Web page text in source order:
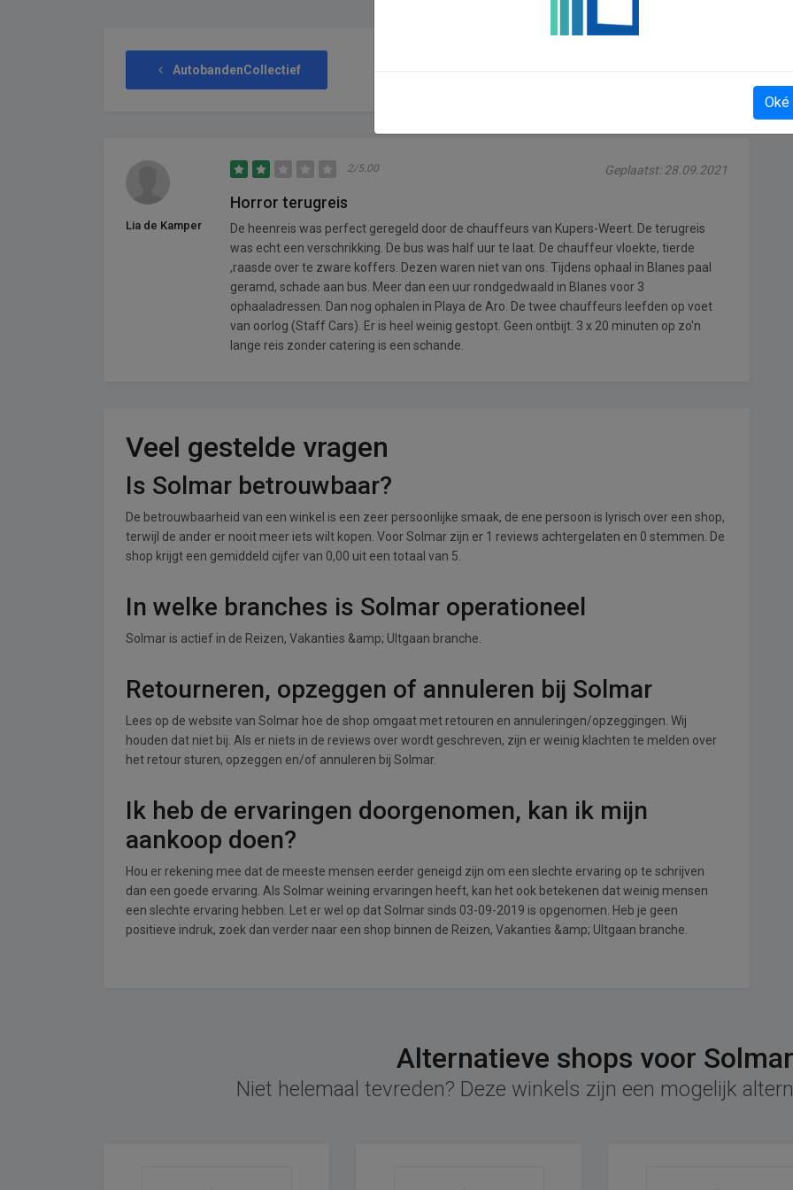
AutobandenCollectief
Lia de Kamper
2/5.00 Geplaatst: 28.09.2021
Horror terugreis
De heenreis was perfect geregeld door de chauffeurs van Kupers-Weert. De terugreis
was echt een verschrikking. De bus was half uur te laat. De chauffeur vloekte, tierde
,raasde over te zware koffers. Dezen waren niet van ons. Tijdens ophaal in Blanes paal
geramd, schade aan bus. Meer dan een uur rondgedwaald in Blanes voor 3
ophaaladressen. Dan nog ophalen in Playa de Aro. De twee chauffeurs leefden op voet
van oorlog (Staff Cars). Er is heel weinig gestopt. Geen ontbijt. 3 x 20 minuten op zo'n
lange reis zonder catering is een schande.
Veel gestelde vragen
Is Solmar betrouwbaar?
De betrouwbaarheid van een winkel is een zeer persoonlijke smaak, de ene persoon is lyrisch over een shop,
terwijl de ander er nooit meer iets wilt kopen. Voor Solmar zijn er 1 reviews achtergelaten en 0 stemmen. De
shop krijgt een gemiddeld cijfer van 0,00 uit een totaal van 5.
In welke branches is Solmar operationeel
Solmar is actief in de Reizen, Vakanties &amp; UItgaan branche.
Retourneren, opzeggen of annuleren bij Solmar
Lees op de website van Solmar hoe de shop omgaat met retouren en annuleringen/opzeggingen. Wij
houden dat niet bij. Als er niets in de reviews over wordt geschreven, zijn er weinig klachten te melden over
het retour sturen, opzeggen en/of annuleren bij Solmar.
Ik heb de ervaringen doorgenomen, kan ik mijn
aankoop doen?
Hou er rekening mee dat de meeste mensen eerder geneigd zijn om een slechte ervaring op te schrijven
dan een goede ervaring. Als Solmar weining ervaringen heeft, kan het ook betekenen dat weinig mensen
een slechte ervaring hebben. Let er wel op dat Solmar sinds 03-09-2019 is opgenomen. Heb je geen
positieve indruk, zoek dan verder naar een shop binnen de Reizen, Vakanties &amp; UItgaan branche.
Alternatieve shops voor Solmar
Niet helemaal tevreden? Deze winkels zijn een mogelijk
Oké